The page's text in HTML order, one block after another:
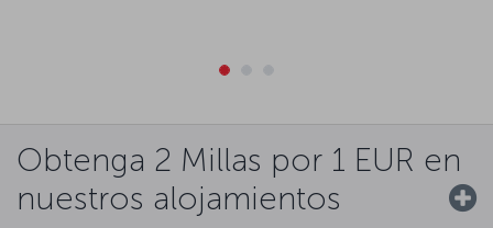
Obtenga 2 Millas por 1 EUR en
nuestros alojamientos